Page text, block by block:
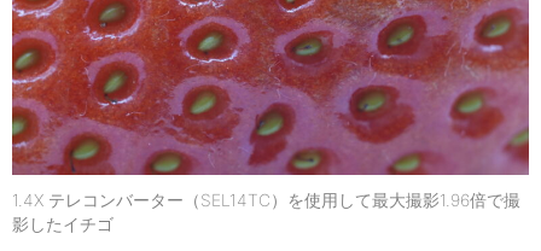
1.4X テレコンバーター（SEL14TC）を使用して最大撮影1.96倍で撮
影したイチゴ